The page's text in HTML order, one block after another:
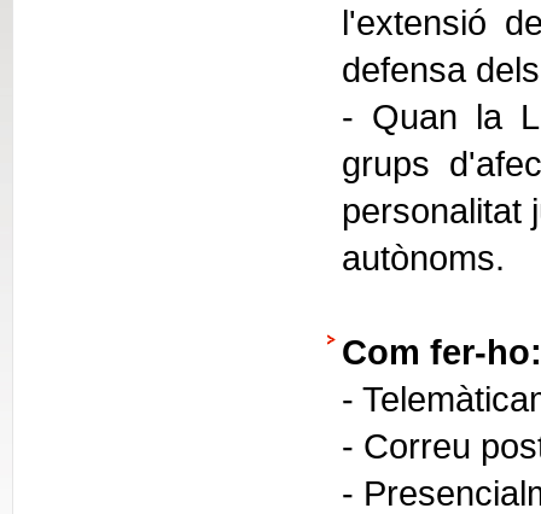
l'extensió
defensa
- Quan la
grups
personalitat
autònoms.
Com fer-ho:
-
- Correu
-